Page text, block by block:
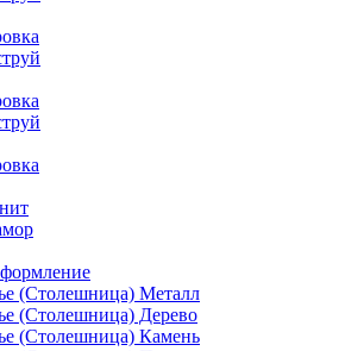
(Столешница) Металл
(Столешница) Дерево
(Столешница) Камень